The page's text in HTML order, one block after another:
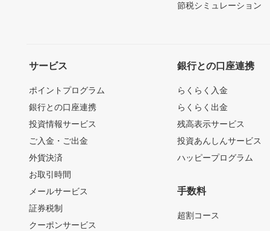
節税シミュレーション
サービス
ポイントプログラム
銀行との口座連携
投資情報サービス
ご入金・ご出金
外貨決済
お取引時間
メールサービス
証券税制
クーポンサービス
銀行との口座連携
らくらく入金
らくらく出金
残高表示サービス
投資あんしんサービス
ハッピープログラム
手数料
超割コース